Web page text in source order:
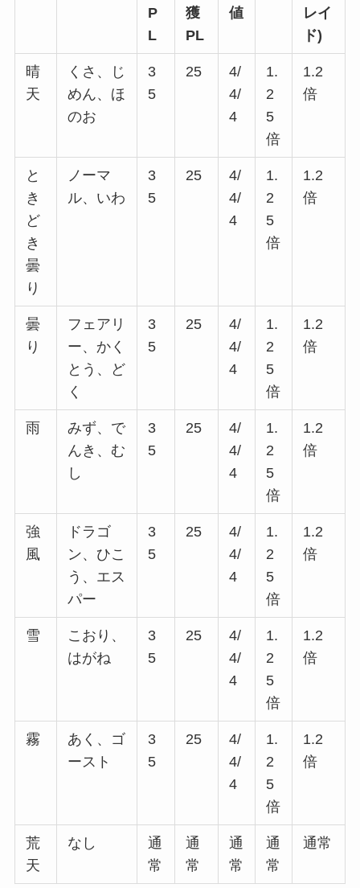
P
L
獲
PL
値
レイ
ド)
晴
天
くさ、じ
めん、ほ
のお
3
5
25
4/
4/
4
1.
2
5
倍
1.2
倍
と
き
ど
き
曇
り
ノーマ
ル、いわ
3
5
25
4/
4/
4
1.
2
5
倍
1.2
倍
曇
り
フェアリ
ー、かく
とう、ど
く
3
5
25
4/
4/
4
1.
2
5
倍
1.2
倍
雨
みず、で
んき、む
し
3
5
25
4/
4/
4
1.
2
5
倍
1.2
倍
強
風
ドラゴ
ン、ひこ
う、エス
パー
3
5
25
4/
4/
4
1.
2
5
倍
1.2
倍
雪
こおり、
はがね
3
5
25
4/
4/
4
1.
2
5
倍
1.2
倍
霧
あく、ゴ
ースト
3
5
25
4/
4/
4
1.
2
5
倍
1.2
倍
荒
天
なし
通
常
通
常
通
常
通
常
通常